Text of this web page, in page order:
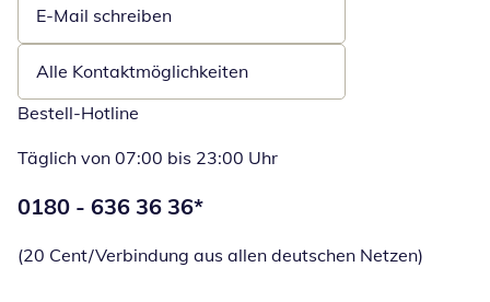
E-Mail schreiben
Öffnet E-Mail-Client
Alle Kontaktmöglichkeiten
Bestell-Hotline
Täglich von 07:00 bis 23:00 Uhr
Telefonnummer:
0180 - 636 36 36*
(20 Cent/Verbindung aus allen deutschen Netzen)